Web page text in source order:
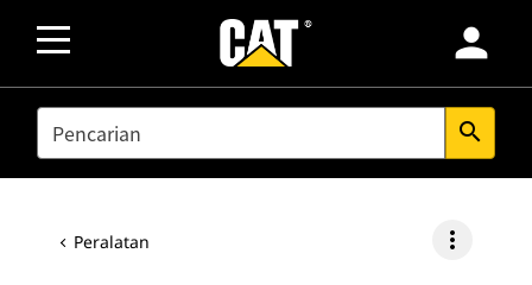
person
SEARCH search
Peralatan more_vert